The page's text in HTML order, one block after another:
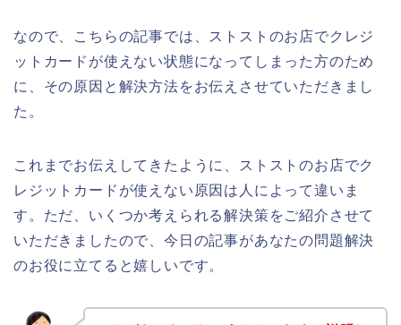
なので、こちらの記事では、ストストのお店でクレジ
ットカードが使えない状態になってしまった方のため
に、その原因と解決方法をお伝えさせていただきまし
た。
これまでお伝えしてきたように、ストストのお店でク
レジットカードが使えない原因は人によって違いま
す。ただ、いくつか考えられる解決策をご紹介させて
いただきましたので、今日の記事があなたの問題解決
のお役に立てると嬉しいです。